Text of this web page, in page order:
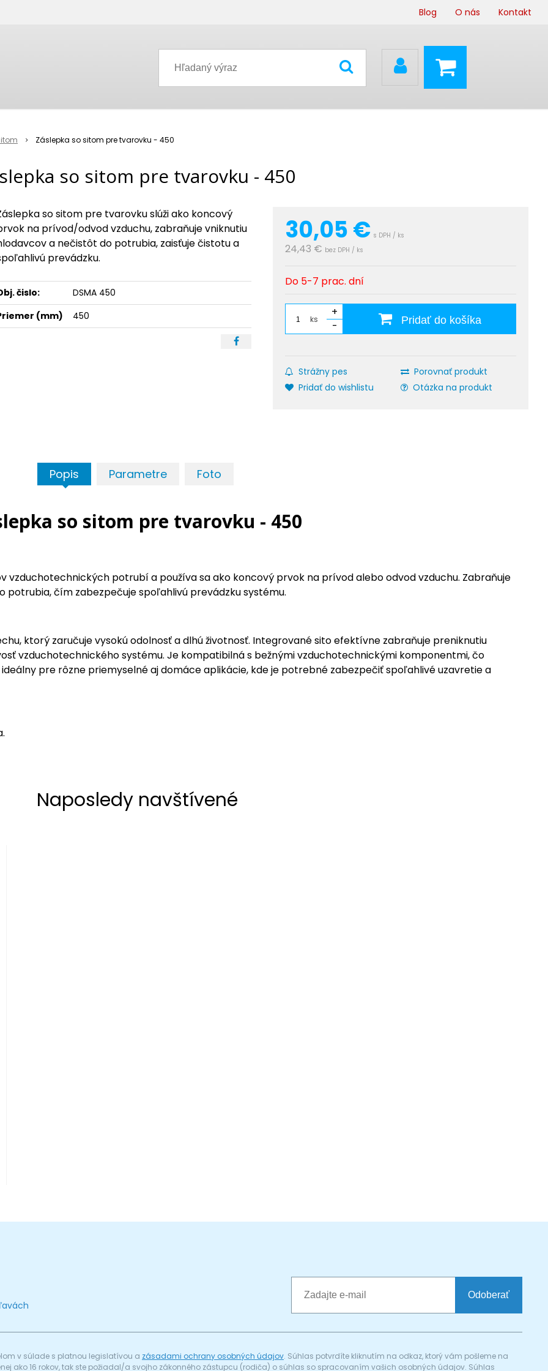
Blog O nás Kontakt
Záslepka so sitom pre tvarovku - 450
so sitom pre tvarovku - 450
30,05€ s DPH / ks
24,43 € bez DPH / ks
Do 5-7 prac. dní
ks
+
-
Pridať do košíka
Strážny pes
Porovnať produkt
Pridať do wishlistu
Otázka na produkt
so sitom pre tvarovku slúži ako koncový
na prívod/odvod vzduchu, zabraňuje vniknutiu
a nečistôt do potrubia, zaisťuje čistotu a
prevádzku.
čislo:
DSMA 450
(mm)
450
Popis Parametre Foto
so sitom pre tvarovku - 450
vzduchotechnických potrubí a používa sa ako koncový prvok na prívod alebo odvod vzduchu. Zabraňuje
čím zabezpečuje spoľahlivú prevádzku systému.
ktorý zaručuje vysokú odolnosť a dlhú životnosť. Integrované sito efektívne zabraňuje preniknutiu
vzduchotechnického systému. Je kompatibilná s bežnými vzduchotechnickými komponentmi, čo
pre rôzne priemyselné aj domáce aplikácie, kde je potrebné zabezpečiť spoľahlivé uzavretie a
Naposledy navštívené
Odoberať
v súlade s platnou legislatívou a zásadami ochrany osobných údajov. Súhlas potvrdíte kliknutím na odkaz, ktorý vám pošleme na
ako 16 rokov, tak ste požiadal/a svojho zákonného zástupcu (rodiča) o súhlas so spracovaním vašich osobných údajov. Súhlas